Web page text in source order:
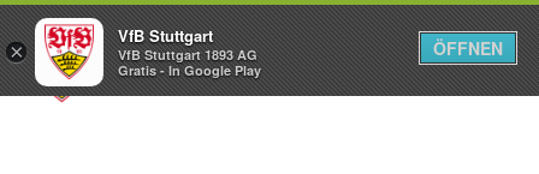
Menü
×
VfB Stuttgart
VfB Stuttgart 1893 AG
Gratis - In Google Play
ÖFFNEN